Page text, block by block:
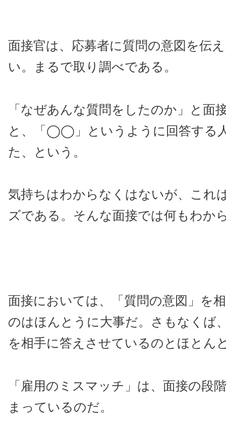
面接官は、応募者に質問の意図を伝
い。まるで取り調べである。
「なぜあんな質問をしたのか」と面
と、「◯◯」というように回答する
た、という。
気持ちはわからなくはないが、これ
ズである。そんな面接では何もわか
面接においては、「質問の意図」を
のはほんとうに大事だ。さもなくば
を相手に答えさせているのとほとん
「雇用のミスマッチ」は、面接の段
まっているのだ。